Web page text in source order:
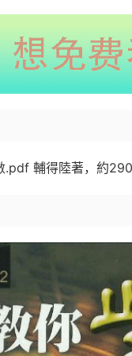
.pdf 輔得陸著，約